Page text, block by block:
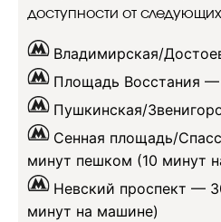
доступности от
Владимирская/
Площадь Восстания —
Пушкинская/
Сенная площадь/
минут пешком (10 минут
Невский проспект —
минут на машине)